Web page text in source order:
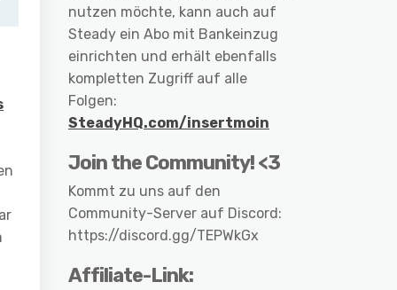
nutzen möchte, kann auch auf
Steady ein Abo mit Bankeinzug
einrichten und erhält ebenfalls
kompletten Zugriff auf alle
Folgen:
SteadyHQ.com/insertmoin
Join the Community! <3
Kommt zu uns auf den
Community-Server auf Discord:
https://discord.gg/TEPWkGx
Affiliate-Link: